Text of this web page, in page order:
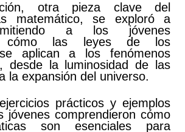
otra pieza clave del
matemático, se exploró a
a los jóvenes
cómo las leyes de los
aplican a los fenómenos
desde la luminosidad de las
la expansión del universo.
prácticos y ejemplos
jóvenes comprendieron cómo
son esenciales para